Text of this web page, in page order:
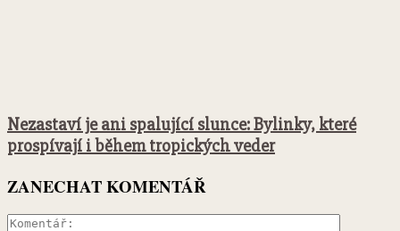
Nezastaví je ani spalující slunce: Bylinky, které
prospívají i během tropických veder
ZANECHAT KOMENTÁŘ